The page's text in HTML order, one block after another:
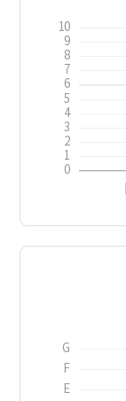
10
9
8
7
6
5
4
3
2
1
0
G
F
E